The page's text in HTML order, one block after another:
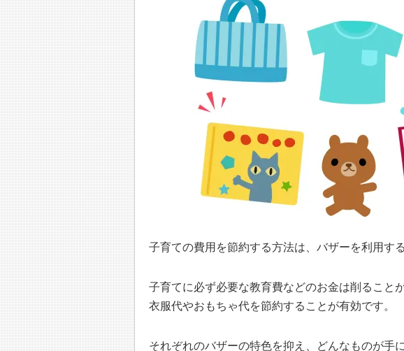
子育ての費用を節約する方法は、バザーを利用す
子育てに必ず必要な教育費などのお金は削ること
衣服代やおもちゃ代を節約することが有効です。
それぞれのバザーの特色を抑え、どんなものが手